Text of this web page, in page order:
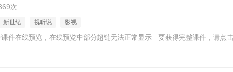
次
新世纪 视听说 影视
件在线预览，在线预览中部分超链无法正常显示，要获得完整课件，请点